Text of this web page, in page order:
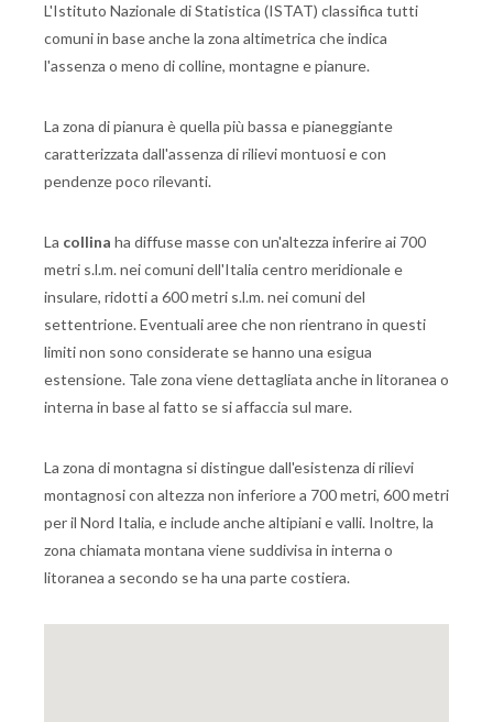
L'Istituto Nazionale di Statistica (ISTAT) classifica tutti
comuni in base anche la zona altimetrica che indica
l'assenza o meno di colline, montagne e pianure.
La zona di pianura è quella più bassa e pianeggiante
caratterizzata dall'assenza di rilievi montuosi e con
pendenze poco rilevanti.
La collina ha diffuse masse con un'altezza inferire ai 700
metri s.l.m. nei comuni dell'Italia centro meridionale e
insulare, ridotti a 600 metri s.l.m. nei comuni del
settentrione. Eventuali aree che non rientrano in questi
limiti non sono considerate se hanno una esigua
estensione. Tale zona viene dettagliata anche in litoranea o
interna in base al fatto se si affaccia sul mare.
La zona di montagna si distingue dall'esistenza di rilievi
montagnosi con altezza non inferiore a 700 metri, 600 metri
per il Nord Italia, e include anche altipiani e valli. Inoltre, la
zona chiamata montana viene suddivisa in interna o
litoranea a secondo se ha una parte costiera.